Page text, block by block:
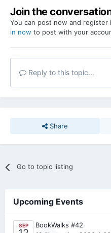
Join the
You can post now and register
in now to post with your
Reply to this topic...
Share
Go to topic listing
Upcoming Events
SEP BookWalks #42